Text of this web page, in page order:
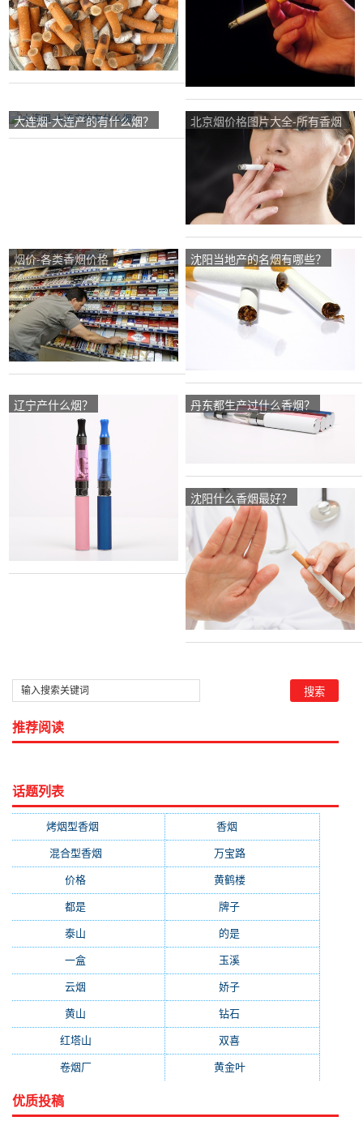
大连烟-大连产的有什么烟？
北京烟价格图片大全-所有香烟
价格图片是什么？
烟价-各类香烟价格 沈阳当地产的名烟有哪些？
辽宁产什么烟？ 丹东都生产过什么香烟？
沈阳什么香烟最好？
推荐阅读
话题列表
烤烟型香烟 香烟
混合型香烟 万宝路(331)
价格 黄鹤楼(315)
都是 牌子
泰山 的是
一盒 玉溪
云烟 娇子
黄山 钻石
红塔山 双喜
卷烟厂(154) 黄金叶(151)
优质投稿